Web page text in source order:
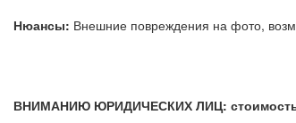
Нюансы: Внешние повреждения на фото,
ВНИМАНИЮ ЮРИДИЧЕСКИХ ЛИЦ: стоимость